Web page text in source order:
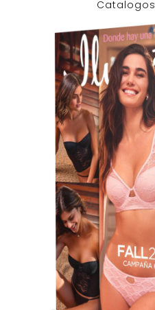
Catalogos